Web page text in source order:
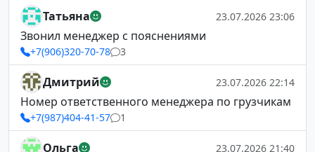
Татьяна 23.07.2026 23:06
Звонил менеджер с пояснениями
+7(906)320-70-78 3
Дмитрий 23.07.2026 22:14
Номер ответственного менеджера по грузчикам
+7(987)404-41-57 1
Ольга 23.07.2026 21:40